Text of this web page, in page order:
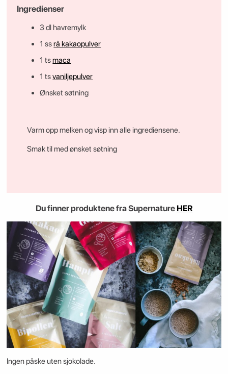
Ingredienser
3 dl havremylk
1 ssrå kakaopulver
1 tsmaca
1 tsvaniljepulver
Ønsket søtning
Varm opp melken og visp inn alle ingrediensene.
Smak til med ønsket søtning
Du finner produktene fra Supernature HER
Ingen påske uten sjokolade.